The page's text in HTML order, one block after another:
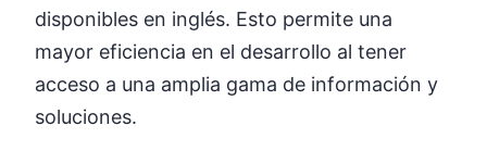
disponibles en inglés. Esto permite una
mayor eficiencia en el desarrollo al tener
acceso a una amplia gama de información y
soluciones.